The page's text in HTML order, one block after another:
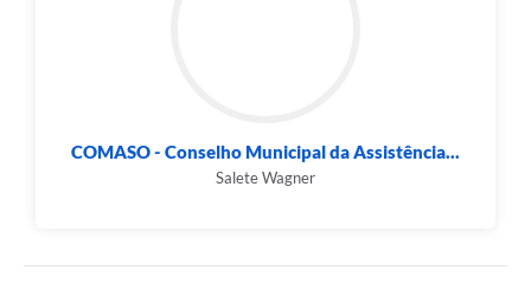
COMASO - Conselho Municipal da Assistência...
Salete Wagner